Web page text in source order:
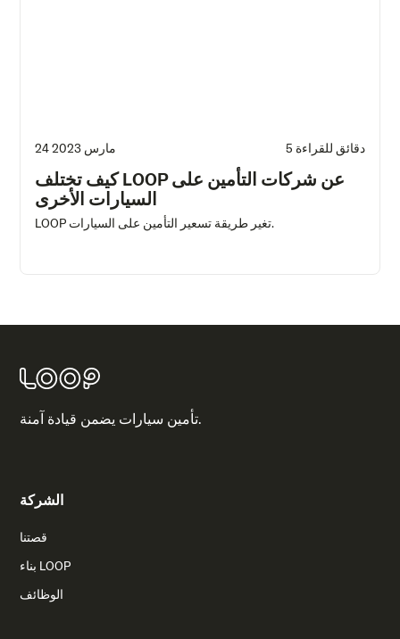
24 مارس 2023 5 دقائق للقراءة
كيف تختلف LOOP عن شركات التأمين على
السيارات الأخرى
LOOP تغير طريقة تسعير التأمين على السيارات.
تأمين سيارات يضمن قيادة آمنة.
الشركة
قصتنا
بناء LOOP
الوظائف